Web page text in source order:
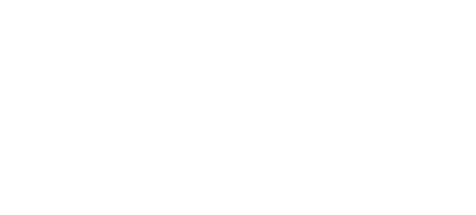
πληροφορίες.